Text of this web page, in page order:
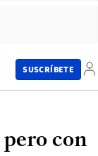
SUSCRÍBETE
con